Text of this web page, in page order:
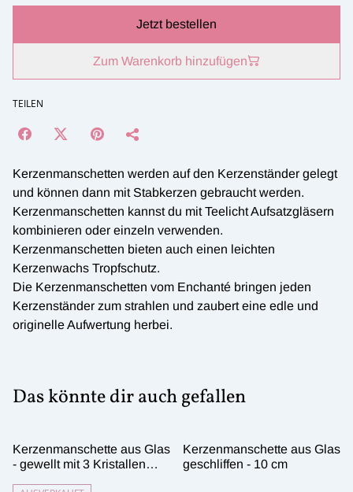
Jetzt bestellen
Zum Warenkorb hinzufügen
TEILEN
Kerzenmanschetten werden auf den Kerzenständer gelegt
und können dann mit Stabkerzen gebraucht werden.
Kerzenmanschetten kannst du mit Teelicht Aufsatzgläsern
kombinieren oder einzeln verwenden.
Kerzenmanschetten bieten auch einen leichten
Kerzenwachs Tropfschutz.
Die Kerzenmanschetten vom Enchanté bringen jeden
Kerzenständer zum strahlen und zaubert eine edle und
originelle Aufwertung herbei.
Das könnte dir auch gefallen
Kerzenmanschette aus Glas
- gewellt mit 3 Kristallen
Kerzenmanschette aus Glas
geschliffen - 10 cm